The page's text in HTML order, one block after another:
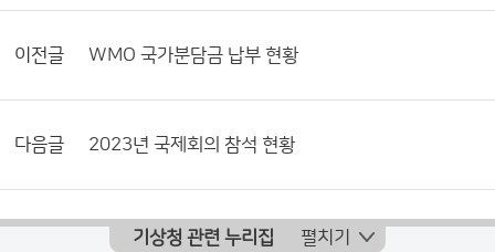
이전글 WMO 국가분담금 납부 현황
다음글 2023년 국제회의 참석 현황
기상청 관련 누리집 펼치기